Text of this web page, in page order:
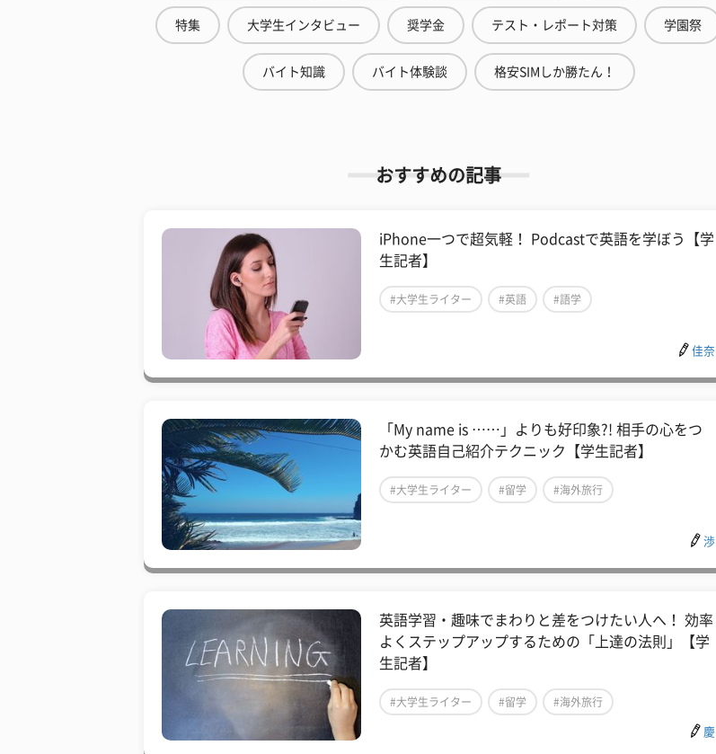
特集 大学生インタビュー 奨学金 テスト・レポート対策 学園祭
バイト知識 バイト体験談 格安SIMしか勝たん！
おすすめの記事
iPhone一つで超気軽！ Podcastで英語を学ぼう【学
生記者】
#大学生ライター #英語 #語学
佳奈
​「My name is ……」よりも好印象?! 相手の心をつ
かむ英語自己紹介テクニック【学生記者】
#大学生ライター #留学 #海外旅行
渉
​英語学習・趣味でまわりと差をつけたい人へ！ 効率
よくステップアップするための「上達の法則」【学
生記者】
#大学生ライター #留学 #海外旅行
慶